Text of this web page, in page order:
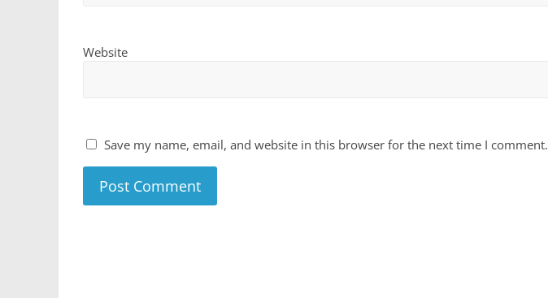
Website
Save my name, email, and website in this browser for the next time I comment.